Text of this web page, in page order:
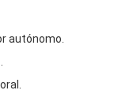
autónomo.